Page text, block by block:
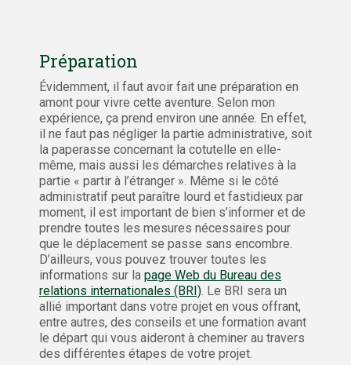
Préparation
Évidemment, il faut avoir fait une préparation en
amont pour vivre cette aventure. Selon mon
expérience, ça prend environ une année. En effet,
il ne faut pas négliger la partie administrative, soit
la paperasse concernant la cotutelle en elle-
même, mais aussi les démarches relatives à la
partie « partir à l’étranger ». Même si le côté
administratif peut paraître lourd et fastidieux par
moment, il est important de bien s’informer et de
prendre toutes les mesures nécessaires pour
que le déplacement se passe sans encombre.
D’ailleurs, vous pouvez trouver toutes les
informations sur la page Web du Bureau des
relations internationales (BRI) . Le BRI sera un
allié important dans votre projet en vous offrant,
entre autres, des conseils et une formation avant
le départ qui vous aideront à cheminer au travers
des différentes étapes de votre projet.